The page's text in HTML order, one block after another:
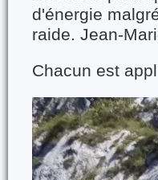
d'énergie
raide. Jean-
Chacun est